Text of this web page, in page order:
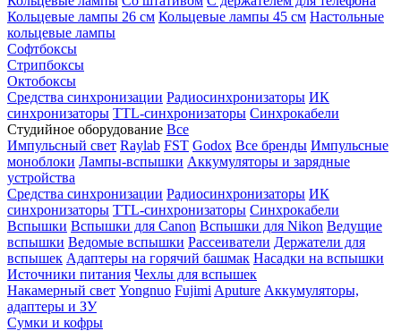
Кольцевые лампы 26 см Кольцевые лампы 45 см Настольные
кольцевые лампы
Софтбоксы
Стрипбоксы
Октобоксы
Средства синхронизации Радиосинхронизаторы ИК
синхронизаторы TTL-синхронизаторы Синхрокабели
Студийное оборудование Все
Импульсный свет Raylab FST Godox Все бренды Импульсные
моноблоки Лампы-вспышки Аккумуляторы и зарядные
устройства
Средства синхронизации Радиосинхронизаторы ИК
синхронизаторы TTL-синхронизаторы Синхрокабели
Вспышки Вспышки для Canon Вспышки для Nikon Ведущие
вспышки Ведомые вспышки Рассеиватели Держатели для
вспышек Адаптеры на горячий башмак Насадки на вспышки
Источники питания Чехлы для вспышек
Накамерный свет Yongnuo Fujimi Aputure Аккумуляторы,
адаптеры и ЗУ
Сумки и кофры